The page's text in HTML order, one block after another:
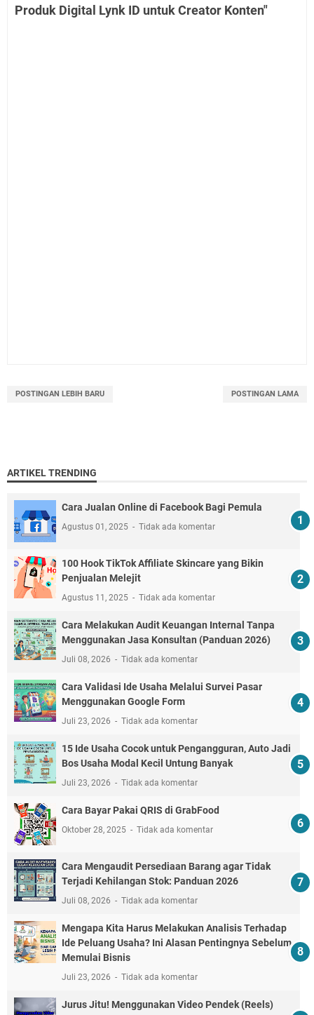
Produk Digital Lynk ID untuk Creator Konten"
POSTINGAN LEBIH BARU POSTINGAN LAMA
ARTIKEL TRENDING
Cara Jualan Online di Facebook Bagi Pemula
Agustus 01, 2025 Tidak ada komentar
100 Hook TikTok Affiliate Skincare yang Bikin
Penjualan Melejit
Agustus 11, 2025 Tidak ada komentar
Cara Melakukan Audit Keuangan Internal Tanpa
Menggunakan Jasa Konsultan (Panduan 2026)
Juli 08, 2026 Tidak ada komentar
Cara Validasi Ide Usaha Melalui Survei Pasar
Menggunakan Google Form
Juli 23, 2026 Tidak ada komentar
15 Ide Usaha Cocok untuk Pengangguran, Auto Jadi
Bos Usaha Modal Kecil Untung Banyak
Juli 23, 2026 Tidak ada komentar
Cara Bayar Pakai QRIS di GrabFood
Oktober 28, 2025 Tidak ada komentar
Cara Mengaudit Persediaan Barang agar Tidak
Terjadi Kehilangan Stok: Panduan 2026
Juli 08, 2026 Tidak ada komentar
Mengapa Kita Harus Melakukan Analisis Terhadap
Ide Peluang Usaha? Ini Alasan Pentingnya Sebelum
Memulai Bisnis
Juli 23, 2026 Tidak ada komentar
Jurus Jitu! Menggunakan Video Pendek (Reels)